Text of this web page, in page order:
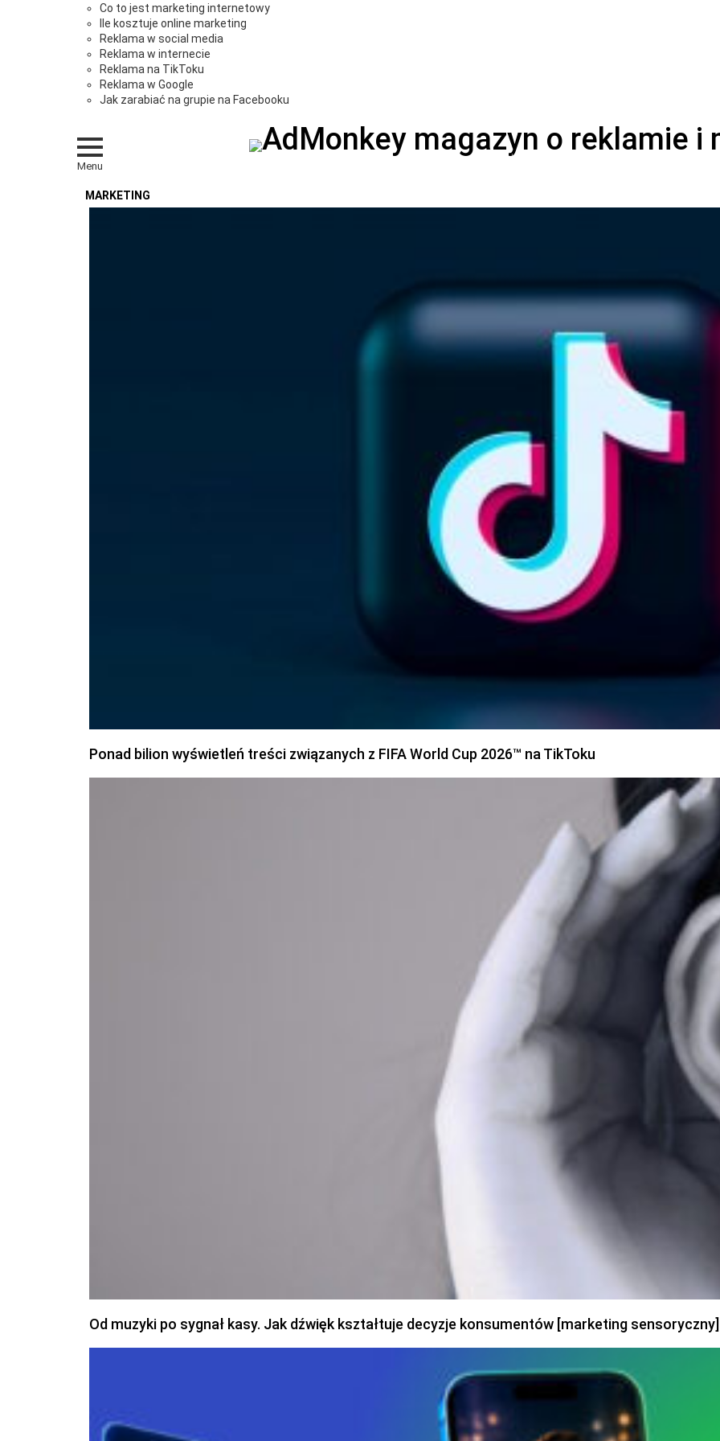
Co to jest marketing internetowy
Ile kosztuje online marketing
Reklama w social media
Reklama w internecie
Reklama na TikToku
Reklama w Google
Jak zarabiać na grupie na Facebooku
Menu magazyn o marketingu, reklamie i kreatywności
MARKETING
Ponad bilion wyświetleń treści związanych z FIFA World Cup 2026™ na TikToku
Od muzyki po sygnał kasy. Jak dźwięk kształtuje decyzje konsumentów [marketing sensoryczny]